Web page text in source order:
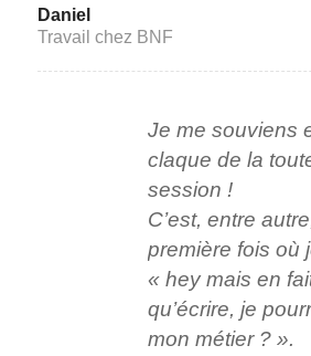
Daniel
Travail chez BNF
Je me souviens
claque de la
session !
C’est, entre
première fois où
« hey mais en
qu’écrire, je
mon métier ? ».